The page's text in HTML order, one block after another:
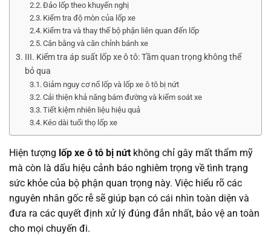
Đảo lốp theo khuyến nghị
Kiểm tra độ mòn của lốp xe
Kiểm tra và thay thế bộ phận liên quan đến lốp
Cân bằng và căn chỉnh bánh xe
III. Kiểm tra áp suất lốp xe ô tô: Tầm quan trọng không thể
bỏ qua
Giảm nguy cơ nổ lốp và lốp xe ô tô bị nứt
Cải thiện khả năng bám đường và kiểm soát xe
Tiết kiệm nhiên liệu hiệu quả
Kéo dài tuổi thọ lốp xe
Hiện tượng lốp xe ô tô bị nứt không chỉ gây mất thẩm mỹ
mà còn là dấu hiệu cảnh báo nghiêm trọng về tình trạng
sức khỏe của bộ phận quan trọng này. Việc hiểu rõ các
nguyên nhân gốc rễ sẽ giúp bạn có cái nhìn toàn diện và
đưa ra các quyết định xử lý đúng đắn nhất, bảo vệ an toàn
cho mọi chuyến đi.